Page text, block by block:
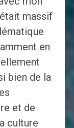
massif
en
bien de la
et de
culture